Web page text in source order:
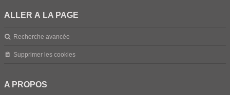
ALLER À LA PAGE
Recherche avancée
Supprimer les cookies
A PROPOS